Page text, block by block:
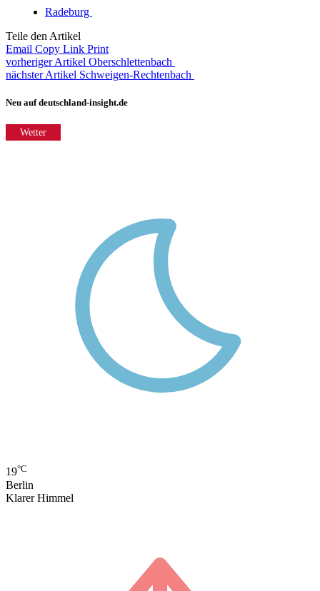
Radeburg
Teile den Artikel
Email Copy Link Print
vorheriger Artikel Oberschlettenbach
nächster Artikel Schweigen-Rechtenbach
Neu auf deutschland-insight.de
Wetter
19°C
Berlin
Klarer Himmel